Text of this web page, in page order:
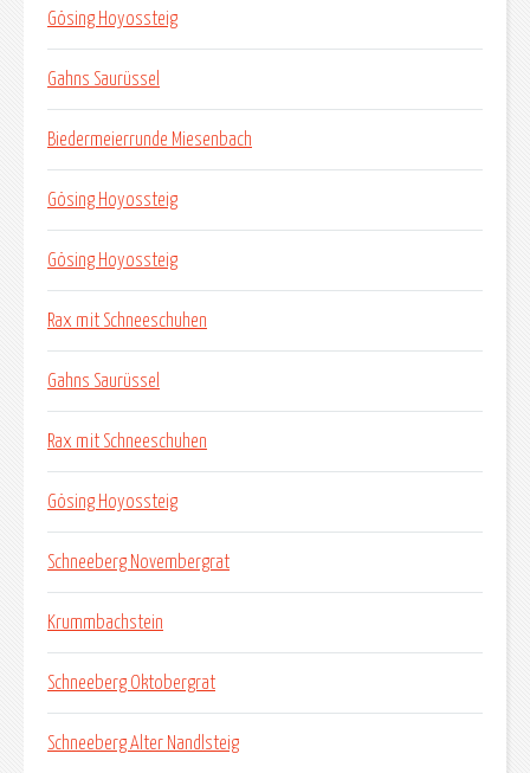
Gösing Hoyossteig
Gahns Saurüssel
Biedermeierrunde Miesenbach
Gösing Hoyossteig
Gösing Hoyossteig
Rax mit Schneeschuhen
Gahns Saurüssel
Rax mit Schneeschuhen
Gösing Hoyossteig
Schneeberg Novembergrat
Krummbachstein
Schneeberg Oktobergrat
Schneeberg Alter Nandlsteig